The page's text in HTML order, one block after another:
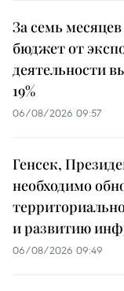
За семь
бюджет от
деятельности
19%
06/08/2026 09:57
Генсек,
необходимо
и развитию
06/08/2026 09:49